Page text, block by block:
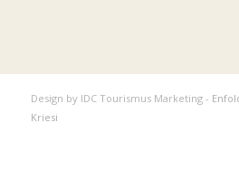
Design by IDC Tourismus Marketing -
Kriesi